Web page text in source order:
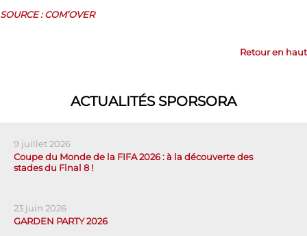
SOURCE : COM’OVER
Retour en haut
ACTUALITÉS SPORSORA
9 juillet 2026
Coupe du Monde de la FIFA 2026 : à la découverte des
stades du Final 8 !
23 juin 2026
GARDEN PARTY 2026